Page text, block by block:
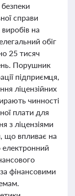
справи
на
обіг
25 тисяч
Порушник
підприємця,
ліцензійних
чинності
плати для
з ліцензіями
що впливає на
фінансовими